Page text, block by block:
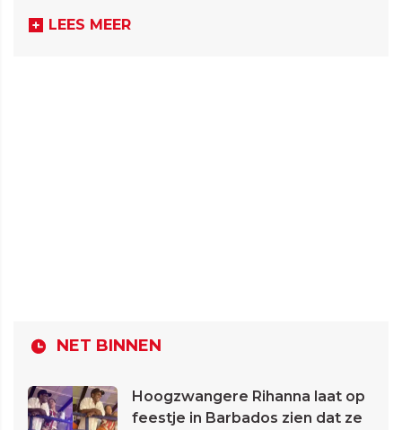
LEES MEER
NET BINNEN
Hoogzwangere Rihanna laat op
feestje in Barbados zien dat ze